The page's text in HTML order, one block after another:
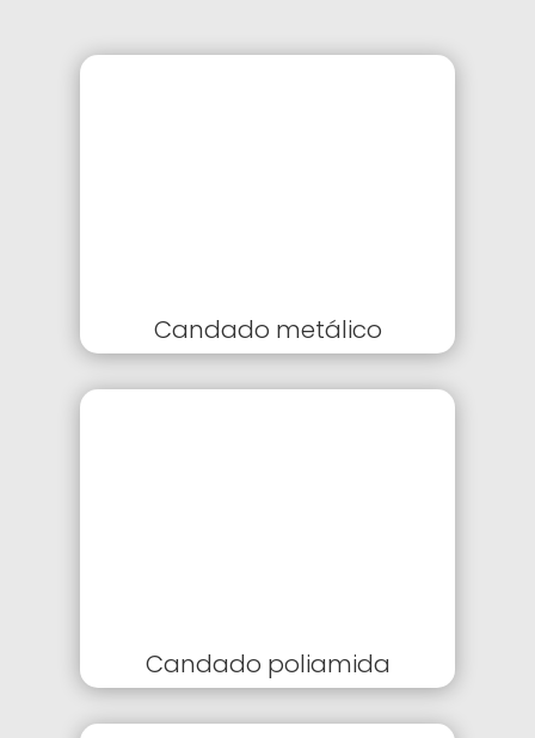
Candado metálico
Candado poliamida